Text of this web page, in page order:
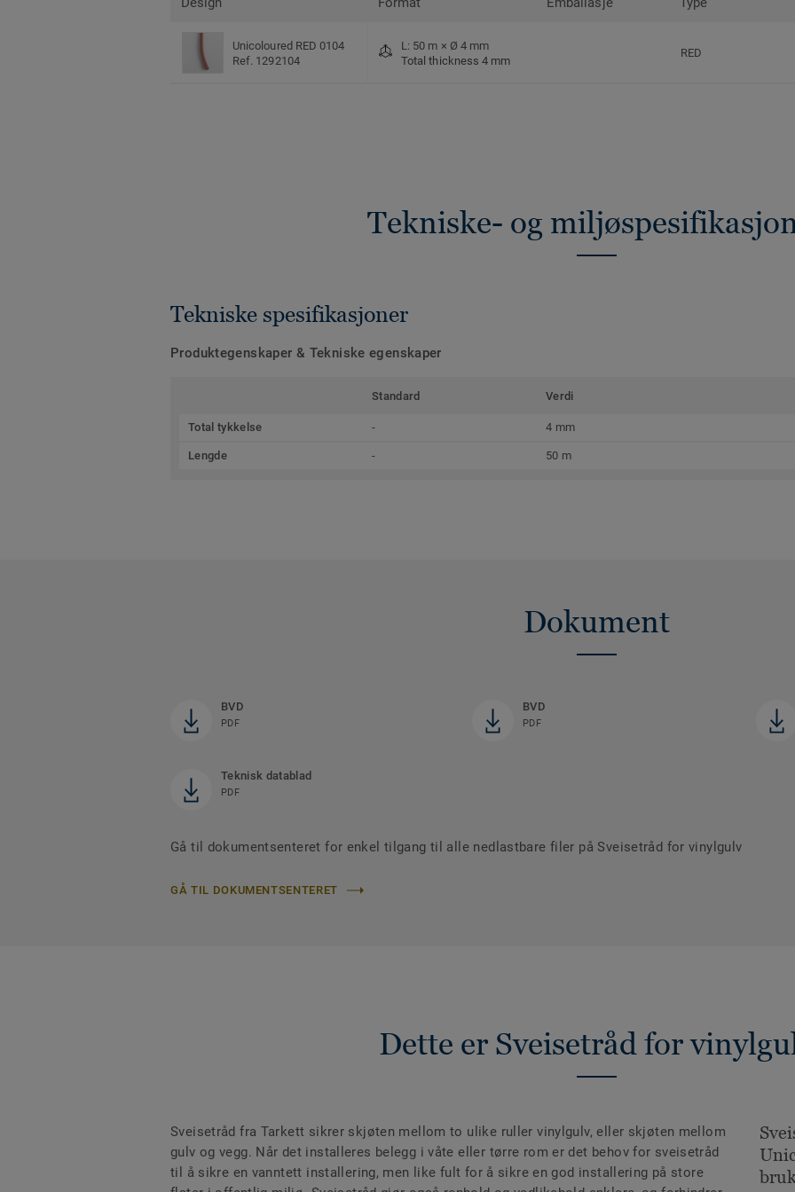
Unicoloured RED 0104
Ref. 1292104
L: 50 m × Ø 4 mm
Total thickness 4 mm
RED
Tekniske- og
Tekniske spesifikasjoner
Produktegenskaper & Tekniske egenskaper
Standard Verdi
Total tykkelse - 4 mm
Lengde - 50 m
Dokument
BVD
PDF
BVD
PDF
Teknisk datablad
PDF
Gå til dokumentsenteret for enkel tilgang til alle nedlastbare filer på Sveisetråd for vinylgulv
GÅ TIL DOKUMENTSENTERET
Dette er Sveisetråd for
Sveisetråd fra Tarkett sikrer skjøten mellom to ulike ruller vinylgulv, eller skjøten mellom
gulv og vegg. Når det installeres belegg i våte eller tørre rom er det behov for sveisetråd
til å sikre en vanntett installering, men like fult for å sikre en god installering på store